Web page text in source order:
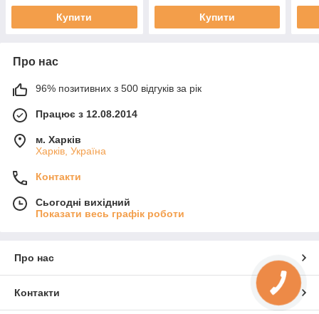
Купити Купити
Про нас
96% позитивних з 500 відгуків за рік
Працює з 12.08.2014
м. Харків
Харків, Україна
Контакти
Сьогодні вихідний
Показати весь графік роботи
Про нас
Контакти
КНОПКА
ЗВ'ЯЗКУ